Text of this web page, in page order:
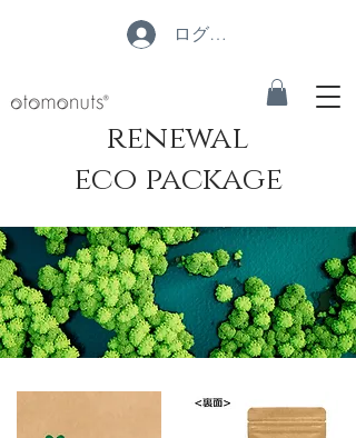
ログイン
renewal
eco ​ package